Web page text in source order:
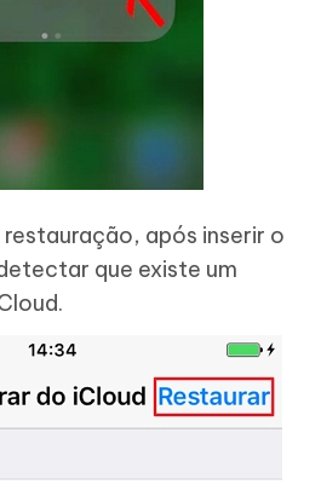
após inserir o
que existe um